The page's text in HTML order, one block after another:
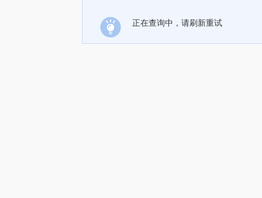
正在查询中，请刷新重试